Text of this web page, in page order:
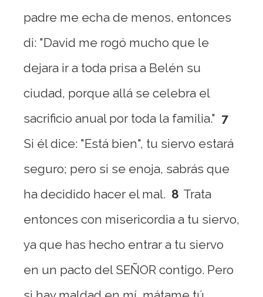
padre me echa de menos, entonces
di: "David me rogó mucho que le
dejara ir a toda prisa a Belén su
ciudad, porque allá se celebra el
sacrificio anual por toda la familia." 7
Si él dice: "Está bien", tu siervo estará
seguro; pero si se enoja, sabrás que
ha decidido hacer el mal. 8 Trata
entonces con misericordia a tu siervo,
ya que has hecho entrar a tu siervo
en un pacto del SEÑOR contigo. Pero